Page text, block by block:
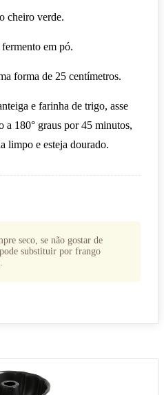
cheiro verde.
em pó.
forma de 25 centímetros.
e farinha de trigo, asse
a 180° graus por 45 minutos,
limpo e esteja dourado.
seco, se não gostar de
substituir por frango